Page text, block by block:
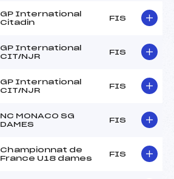
GP International
Citadin
FIS
GP International
CIT/NJR
FIS
GP International
CIT/NJR
FIS
NC MONACO SG
DAMES
FIS
Championnat de
France U18 dames
FIS